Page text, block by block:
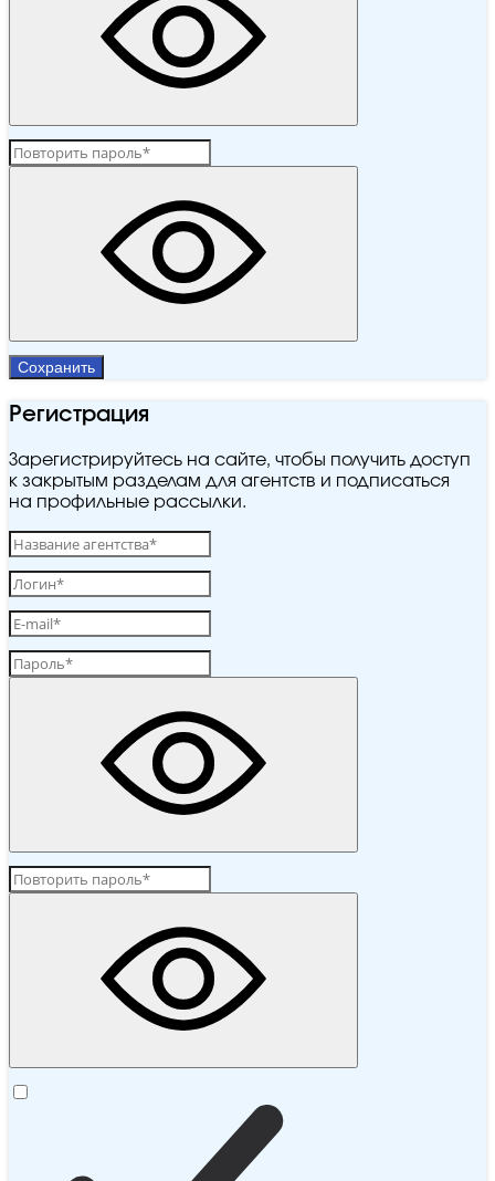
Сохранить
Регистрация
Зарегистрируйтесь на сайте, чтобы получить доступ
к закрытым разделам для агентств и подписаться
на профильные рассылки.